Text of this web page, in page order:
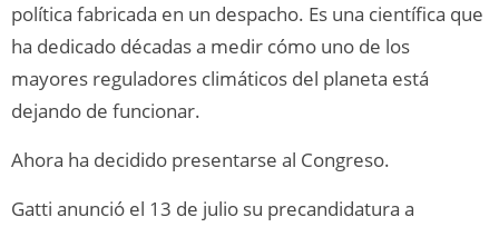
política fabricada en un despacho. Es una científica que
ha dedicado décadas a medir cómo uno de los
mayores reguladores climáticos del planeta está
dejando de funcionar.
Ahora ha decidido presentarse al Congreso.
Gatti anunció el 13 de julio su precandidatura a